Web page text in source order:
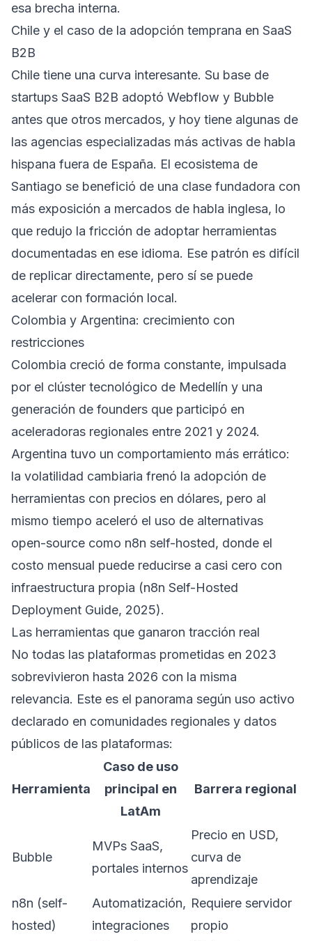
esa brecha interna.
Chile y el caso de la adopción temprana en SaaS
B2B
Chile tiene una curva interesante. Su base de
startups SaaS B2B adoptó Webflow y Bubble
antes que otros mercados, y hoy tiene algunas de
las agencias especializadas más activas de habla
hispana fuera de España. El ecosistema de
Santiago se benefició de una clase fundadora con
más exposición a mercados de habla inglesa, lo
que redujo la fricción de adoptar herramientas
documentadas en ese idioma. Ese patrón es difícil
de replicar directamente, pero sí se puede
acelerar con formación local.
Colombia y Argentina: crecimiento con
restricciones
Colombia creció de forma constante, impulsada
por el clúster tecnológico de Medellín y una
generación de founders que participó en
aceleradoras regionales entre 2021 y 2024.
Argentina tuvo un comportamiento más errático:
la volatilidad cambiaria frenó la adopción de
herramientas con precios en dólares, pero al
mismo tiempo aceleró el uso de alternativas
open-source como n8n self-hosted, donde el
costo mensual puede reducirse a casi cero con
infraestructura propia (n8n Self-Hosted
Deployment Guide, 2025).
Las herramientas que ganaron tracción real
No todas las plataformas prometidas en 2023
sobrevivieron hasta 2026 con la misma
relevancia. Este es el panorama según uso activo
declarado en comunidades regionales y datos
públicos de las plataformas:
Herramienta
Caso de uso
principal en
LatAm
Barrera regional
Bubble
MVPs SaaS,
portales internos
Precio en USD,
curva de
aprendizaje
n8n (self-
hosted)
Automatización,
integraciones
Requiere servidor
propio